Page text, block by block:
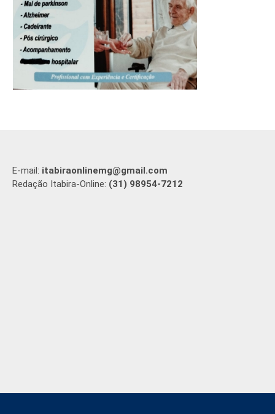
E-mail: itabiraonlinemg@gmail.com
Redação Itabira-Online: (31) 98954-7212